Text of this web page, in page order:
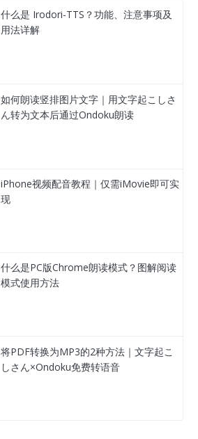
什么是 Irodori-TTS？功能、注意事项及
用法详解
如何朗读竖排图片文字｜用文字起こしさ
ん转为文本后通过Ondoku朗读
iPhone视频配音教程｜仅需iMovie即可实
现
什么是PC版Chrome朗读模式？图解阅读
模式使用方法
将PDF转换为MP3的2种方法｜文字起こ
しさん×Ondoku免费转语音